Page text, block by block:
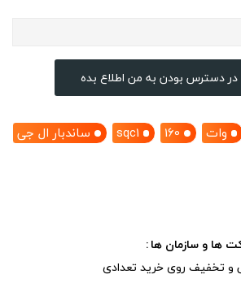
دسترس بودن به من اطلاع بده
وات 160
sqc1
ساندبار ال جی
ها و سازمان ها
و تخفیف روی خرید تعدادی